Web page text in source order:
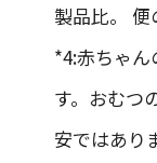
製品比。 便
*4:赤ちゃ
す。おむつ
安ではあり